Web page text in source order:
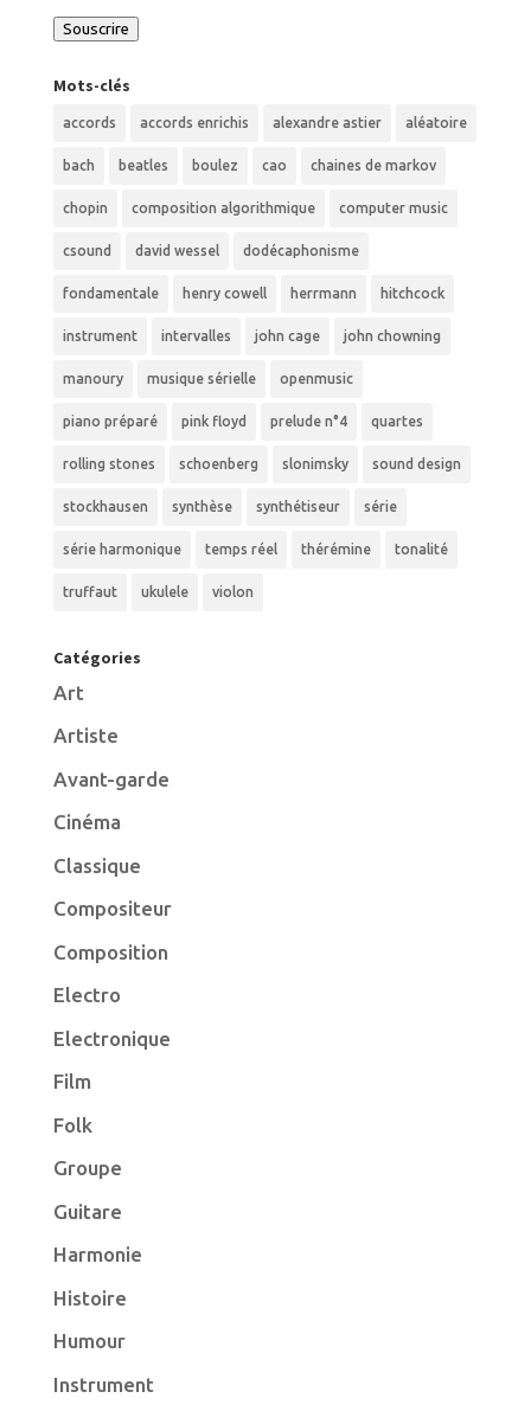
mail
Souscrire
Mots-clés
accords accords enrichis alexandre astier aléatoire
bach beatles boulez cao chaines de markov
chopin composition algorithmique computer music
csound david wessel dodécaphonisme
fondamentale henry cowell herrmann hitchcock
instrument intervalles john cage john chowning
manoury musique sérielle openmusic
piano préparé pink floyd prelude n°4 quartes
rolling stones schoenberg slonimsky sound design
stockhausen synthèse synthétiseur série
série harmonique temps réel thérémine tonalité
truffaut ukulele violon
Catégories
Art
Artiste
Avant-garde
Cinéma
Classique
Compositeur
Composition
Electro
Electronique
Film
Folk
Groupe
Guitare
Harmonie
Histoire
Humour
Instrument